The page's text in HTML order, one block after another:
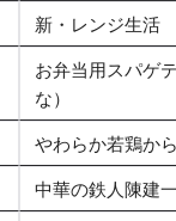
新・レンジ生活
お弁当用スパゲ
な）
やわらか若鶏か
中華の鉄人陳建